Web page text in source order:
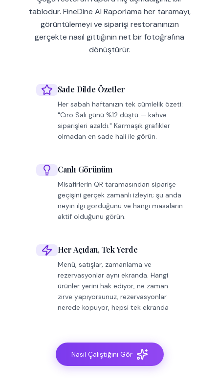
tablodur. FineDine AI Raporlama her taramayı,
görüntülemeyi ve siparişi restoranınızın
gerçekte nasıl gittiğinin net bir fotoğrafına
dönüştürür.
Sade Dilde Özetler
Her sabah haftanızın tek cümlelik özeti:
"Ciro Salı günü %12 düştü — kahve
siparişleri azaldı." Karmaşık grafikler
olmadan en sade hali ile görün.
Canlı Görünüm
Misafirlerin QR taramasından siparişe
geçişini gerçek zamanlı izleyin; şu anda
neyin ilgi gördüğünü ve hangi masaların
aktif olduğunu görün.
Her Açıdan, Tek Yerde
Menü, satışlar, zamanlama ve
rezervasyonlar aynı ekranda. Hangi
ürünler yerini hak ediyor, ne zaman
zirve yapıyorsunuz, rezervasyonlar
nerede kopuyor, hepsi tek ekranda
Nasıl Çalıştığını Gör